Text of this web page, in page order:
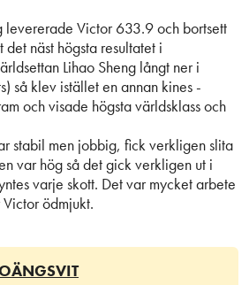
levererade Victor 633.9 och bortsett
näst högsta resultatet i
Lihao Sheng långt ner i
så klev istället en annan kines -
och visade högsta världsklass och
stabil men jobbig, fick verkligen slita
var hög så det gick verkligen ut i
varje skott. Det var mycket arbete
ödmjukt.